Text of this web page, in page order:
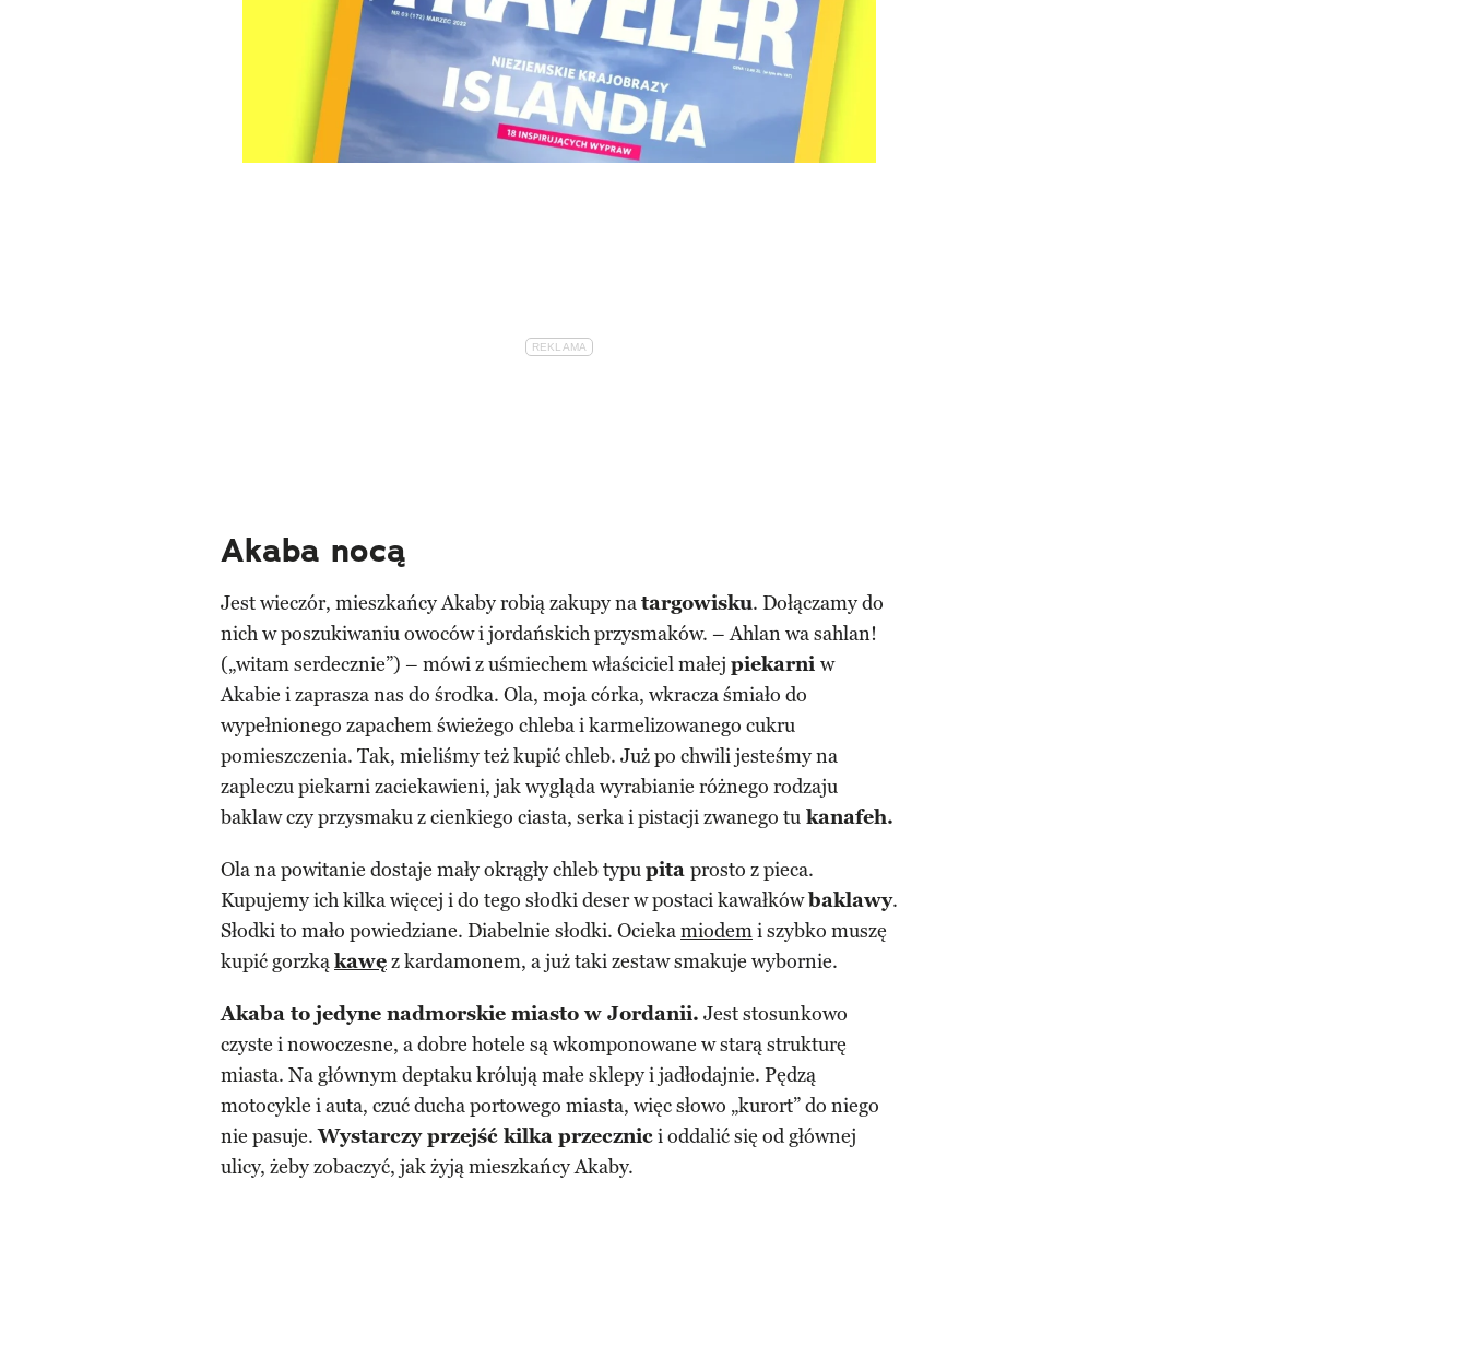
Akaba nocą
Jest wieczór, mieszkańcy Akaby robią zakupy natargowisku. Dołączamy do
nich w poszukiwaniu owoców i jordańskich przysmaków. – Ahlan wa sahlan!
(„witam serdecznie”) – mówi z uśmiechem właściciel małej piekarni w
Akabie i zaprasza nas do środka. Ola, moja córka, wkracza śmiało do
wypełnionego zapachem świeżego chleba i karmelizowanego cukru
pomieszczenia. Tak, mieliśmy też kupić chleb. Już po chwili jesteśmy na
zapleczu piekarni zaciekawieni, jak wygląda wyrabianie różnego rodzaju
baklaw czy przysmaku z cienkiego ciasta, serka i pistacji zwanego tu kanafeh.
Ola na powitanie dostaje mały okrągły chleb typupita prosto z pieca.
Kupujemy ich kilka więcej i do tego słodki deser w postaci kawałkówbaklawy.
Słodki to mało powiedziane. Diabelnie słodki. Ociekamiodemi szybko muszę
kupić gorzkąkawęz kardamonem, a już taki zestaw smakuje wybornie.
Akaba to jedyne nadmorskie miasto w Jordanii. Jest stosunkowo
czyste i nowoczesne, a dobre hotele są wkomponowane w starą strukturę
miasta. Na głównym deptaku królują małe sklepy i jadłodajnie. Pędzą
motocykle i auta, czuć ducha portowego miasta, więc słowo „kurort” do niego
nie pasuje.Wystarczy przejść kilka przecznici oddalić się od głównej
ulicy, żeby zobaczyć, jak żyją mieszkańcy Akaby.